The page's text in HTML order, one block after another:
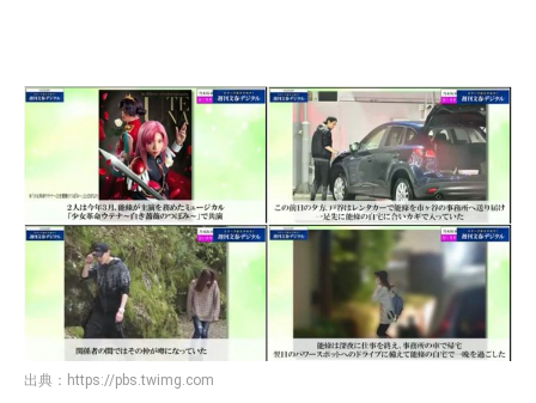
出典： https://pbs.twimg.com